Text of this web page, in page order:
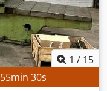
1 / 15
55min 28s